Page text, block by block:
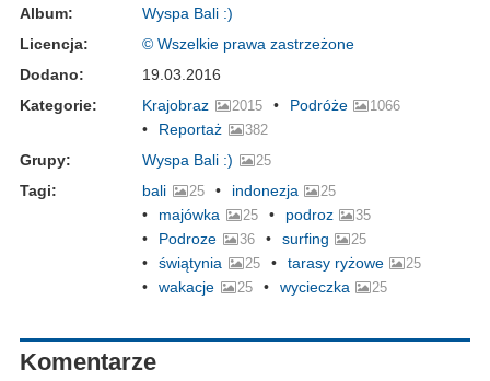
Album:
Wyspa Bali :)
Licencja:
© Wszelkie prawa zastrzeżone
Dodano:
19.03.2016
Kategorie:
Krajobraz 2015 Podróże 1066
Reportaż 382
Grupy: Wyspa Bali :) 25
Tagi: bali 25 indonezja 25
majówka 25 podroz 35
Podroze 36 surfing 25
świątynia 25 tarasy ryżowe 25
wakacje 25 wycieczka 25
Komentarze